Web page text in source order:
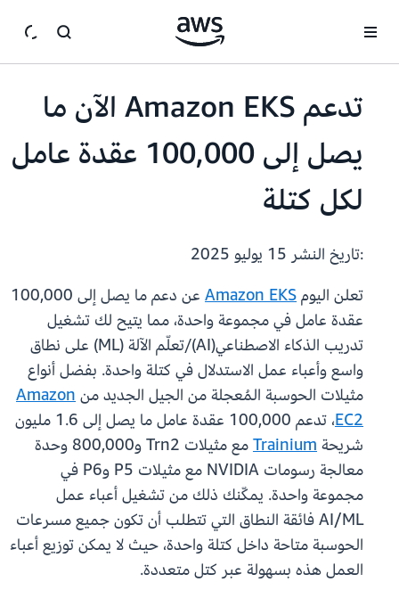
تدعم Amazon EKS الآن ما
يصل إلى 100,000 عقدة عامل
لكل كتلة
:تاريخ النشر
تعلن اليومAmazon EKS
عن دعم ما يصل إلى 100,000
عقدة عامل في مجموعة واحدة، مما يتيح لك تشغيل
تدريب الذكاء الاصطناعي(AI)/تعلّم الآلة (ML) على نطاق
واسع وأعباء عمل الاستدلال في كتلة واحدة. بفضل أنواع
مثيلات الحوسبة المُعجلة من الجيل الجديد منAmazon
EC2
، تدعم 100,000 عقدة عامل ما يصل إلى 1.6 مليون
شريحةTrainium
مع مثيلات Trn2 و800,000 وحدة
معالجة رسومات NVIDIA مع مثيلات P5 وP6 في
مجموعة واحدة. يمكّنك ذلك من تشغيل أعباء عمل
AI/ML فائقة النطاق التي تتطلب أن تكون جميع مسرعات
الحوسبة متاحة داخل كتلة واحدة، حيث لا يمكن توزيع أعباء
العمل هذه بسهولة عبر كتل متعددة.